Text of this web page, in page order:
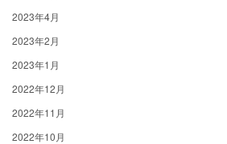
2023年4月
2023年2月
2023年1月
2022年12月
2022年11月
2022年10月